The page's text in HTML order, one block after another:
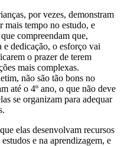
por vezes, demonstram
mais tempo no estudo, e
compreendam que,
dedicação, o esforço vai
o prazer de terem
mais complexas.
não são tão bons no
até o 4º ano, o que não deve
se organizam para adequar
elas desenvolvam recursos
e na aprendizagem, e